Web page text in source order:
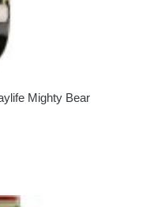
Mighty Bear